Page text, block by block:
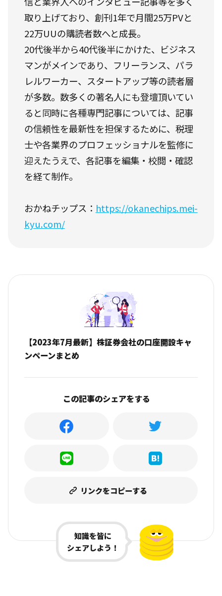
取り上げており、創刊1年で月間25万PVと
22万UUの購読者数へと成長。
20代後半から40代後半にかけた、ビジネス
マンがメインであり、フリーランス、パラ
レルワーカー、スタートアップ等の読者層
が多数。数多くの著名人にも登壇頂いてい
ると同時に各種専門記事については、記事
の信頼性を最新性を担保するために、税理
士や各業界のプロフェッショナルを監修に
迎えたうえで、各記事を編集・校閲・確認
を経て制作。
おかねチップス： https://okanechips.mei-
kyu.com/
知識を皆に
シェアしよう！
【2023年7月最新】株証券会社の口座開設キャ
ンペーンまとめ
この記事のシェアをする
リンクをコピーする